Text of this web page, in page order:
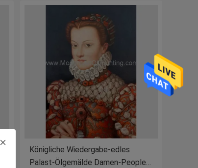
Königliche Wiedergabe-edles
Palast-Ölgemälde Damen-People